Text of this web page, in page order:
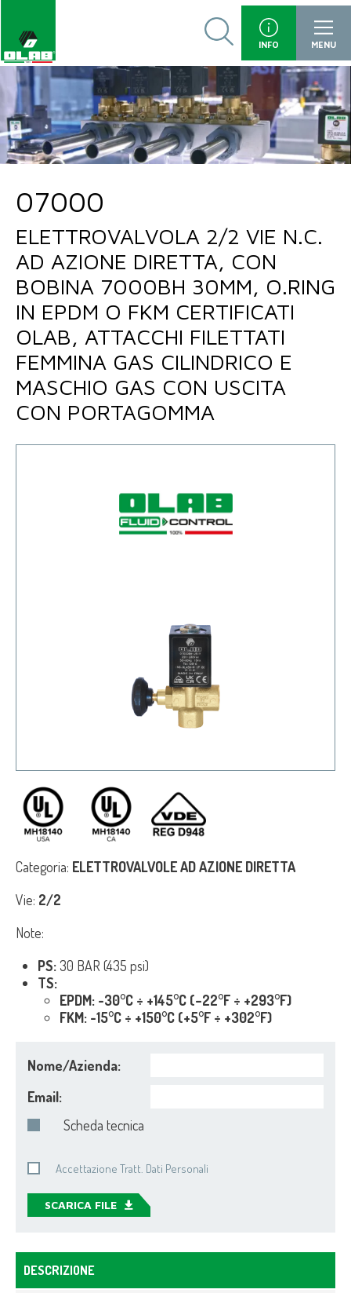
INFO MENU
07000
ELETTROVALVOLA 2/2 VIE N.C.
AD AZIONE DIRETTA, CON
BOBINA 7000BH 30MM, O.RING
IN EPDM O FKM CERTIFICATI
OLAB, ATTACCHI FILETTATI
FEMMINA GAS CILINDRICO E
MASCHIO GAS CON USCITA
CON PORTAGOMMA
Categoria: ELETTROVALVOLE AD AZIONE DIRETTA
Vie: 2/2
Note:
PS: 30 BAR (435 psi)
TS:
EPDM: -30°C ÷ +145°C (–22°F ÷ +293°F)
FKM: -15°C ÷ +150°C (+5°F ÷ +302°F)
Nome/Azienda:
Email:
Scheda tecnica
Accettazione Tratt. Dati Personali
SCARICA FILE
DESCRIZIONE